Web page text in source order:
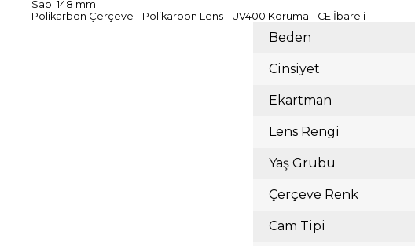
Sap: 148 mm
Polikarbon Çerçeve - Polikarbon Lens - UV400 Koruma - CE İbareli
Beden
Cinsiyet
Ekartman
Lens Rengi
Yaş Grubu
Çerçeve Renk
Cam Tipi